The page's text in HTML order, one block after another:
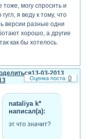
тоже, могу спросить и
гугл, я веду к тому, что
версии разные одни
хорошо, а другие
как бы хотелось.
13-03-2013
nataliya k*
написал(а):
эт что значит?
0